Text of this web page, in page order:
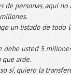
personas, aquí no
un listado de todo
debe usted 5
que arde.
sí, quiero la